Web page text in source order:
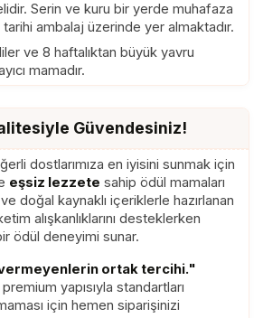
Serin ve kuru bir yerde muhafaza
ambalaj üzerinde yer almaktadır.
ve 8 haftalıktan büyük yavru
mamadır.
Güvendesiniz!
dostlarımıza en iyisini sunmak için
eşsiz lezzete sahip ödül mamaları
doğal kaynaklı içeriklerle hazırlanan
alışkanlıklarını desteklerken
ödül deneyimi sunar.
ortak tercihi."
yapısıyla standartları
için hemen siparişinizi